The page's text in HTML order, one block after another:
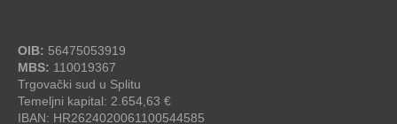
OIB: 56475053919
MBS: 110019367
Trgovački sud u Splitu
Temeljni kapital: 2.654,63 €
IBAN: HR2624020061100544585